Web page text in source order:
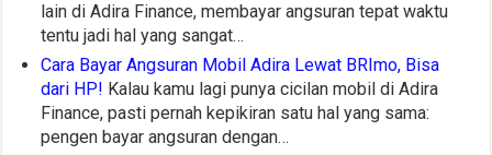
lain di Adira Finance, membayar angsuran tepat waktu
tentu jadi hal yang sangat…
Cara Bayar Angsuran Mobil Adira Lewat BRImo, Bisa
dari HP! Kalau kamu lagi punya cicilan mobil di Adira
Finance, pasti pernah kepikiran satu hal yang sama:
pengen bayar angsuran dengan…